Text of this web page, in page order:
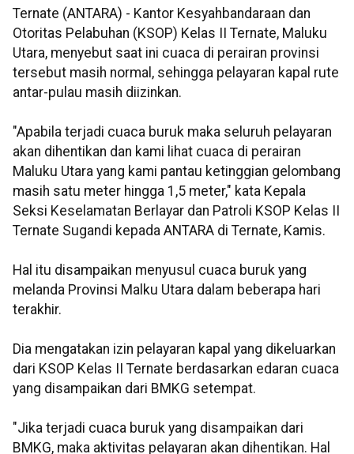
Ternate (ANTARA) - Kantor Kesyahbandaraan dan
Otoritas Pelabuhan (KSOP) Kelas II Ternate, Maluku
Utara, menyebut saat ini cuaca di perairan provinsi
tersebut masih normal, sehingga pelayaran kapal rute
antar-pulau masih diizinkan.
"Apabila terjadi cuaca buruk maka seluruh pelayaran
akan dihentikan dan kami lihat cuaca di perairan
Maluku Utara yang kami pantau ketinggian gelombang
masih satu meter hingga 1,5 meter," kata Kepala
Seksi Keselamatan Berlayar dan Patroli KSOP Kelas II
Ternate Sugandi kepada ANTARA di Ternate, Kamis.
Hal itu disampaikan menyusul cuaca buruk yang
melanda Provinsi Malku Utara dalam beberapa hari
terakhir.
Dia mengatakan izin pelayaran kapal yang dikeluarkan
dari KSOP Kelas II Ternate berdasarkan edaran cuaca
yang disampaikan dari BMKG setempat.
"Jika terjadi cuaca buruk yang disampaikan dari
BMKG, maka aktivitas pelayaran akan dihentikan. Hal